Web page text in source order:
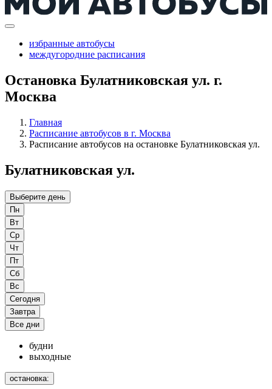
избранные автобусы
междугородние расписания
Остановка Булатниковская ул. г.
Москва
Главная
Расписание автобусов в г. Москва
Расписание автобусов на остановке Булатниковская ул.
Булатниковская ул.
Выберите день
Пн
Вт
Ср
Чт
Пт
Сб
Вс
Сегодня
Завтра
Все дни
будни
выходные
остановка: